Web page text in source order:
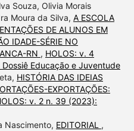
Souza, Olivia Morais
Moura da Silva, A ESCOLA
DE ALUNOS EM
IDADE-SÉRIE NO
RN , HOLOS: v. 4
Educação e Juventude
HISTÓRIA DAS IDEIAS
EXPORTAÇÕES:
v. 2 n. 39 (2023):
Nascimento, EDITORIAL ,